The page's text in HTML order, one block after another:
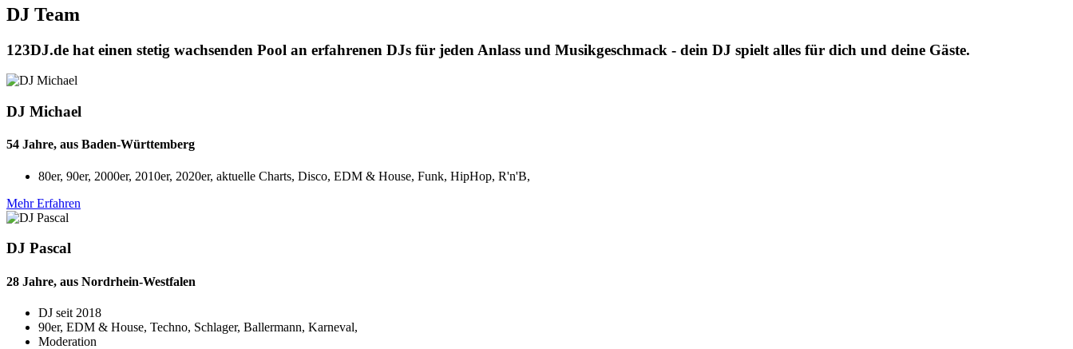
DJ Team
123DJ.de hat einen stetig wachsenden Pool an erfahrenen DJs für jeden Anlass und Musikgeschmack - dein DJ spielt alles für dich und deine Gäste.
DJ Michael
54 Jahre, aus Baden-Württemberg
80er, 90er, 2000er, 2010er, 2020er, aktuelle Charts, Disco, EDM & House, Funk, HipHop, R'n'B,
Mehr Erfahren
DJ Pascal
28 Jahre, aus Nordrhein-Westfalen
DJ seit 2018
90er, EDM & House, Techno, Schlager, Ballermann, Karneval,
Moderation